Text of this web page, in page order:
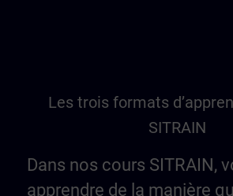
Les trois formats
SITRAIN
Dans nos cours SITRAIN,
apprendre de la manière